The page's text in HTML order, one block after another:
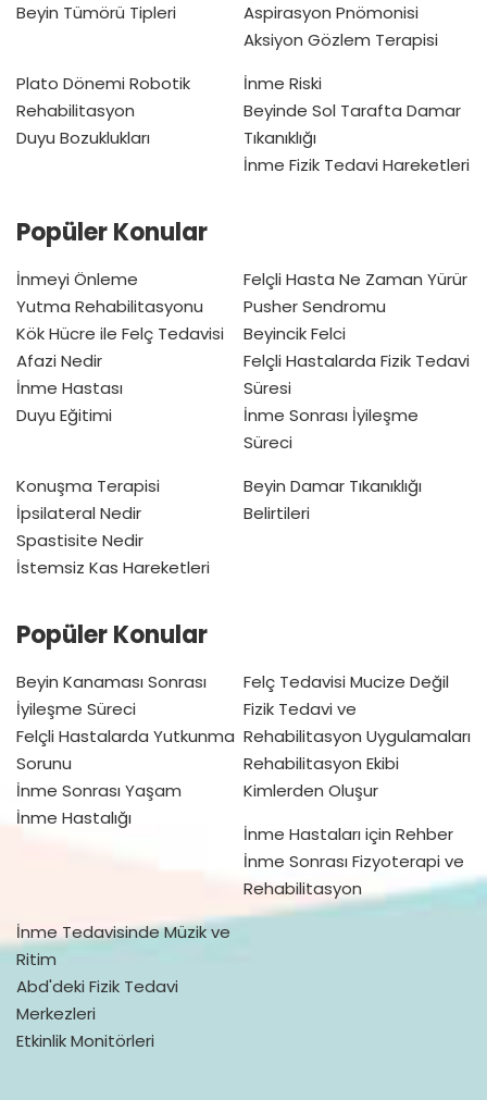
Beyin Tümörü Tipleri
Aspirasyon Pnömonisi
Aksiyon Gözlem Terapisi
Plato Dönemi Robotik
Rehabilitasyon
Duyu Bozuklukları
İnme Riski
Beyinde Sol Tarafta Damar
Tıkanıklığı
İnme Fizik Tedavi Hareketleri
Popüler Konular
İnmeyi Önleme
Yutma Rehabilitasyonu
Kök Hücre ile Felç Tedavisi
Afazi Nedir
İnme Hastası
Duyu Eğitimi
Felçli Hasta Ne Zaman Yürür
Pusher Sendromu
Beyincik Felci
Felçli Hastalarda Fizik Tedavi
Süresi
İnme Sonrası İyileşme
Süreci
Konuşma Terapisi
İpsilateral Nedir
Spastisite Nedir
İstemsiz Kas Hareketleri
Beyin Damar Tıkanıklığı
Belirtileri
Popüler Konular
Beyin Kanaması Sonrası
İyileşme Süreci
Felçli Hastalarda Yutkunma
Sorunu
İnme Sonrası Yaşam
İnme Hastalığı
Felç Tedavisi Mucize Değil
Fizik Tedavi ve
Rehabilitasyon Uygulamaları
Rehabilitasyon Ekibi
Kimlerden Oluşur
İnme Hastaları için Rehber
İnme Sonrası Fizyoterapi ve
Rehabilitasyon
İnme Tedavisinde Müzik ve
Ritim
Abd'deki Fizik Tedavi
Merkezleri
Etkinlik Monitörleri